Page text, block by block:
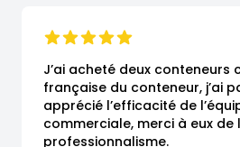
J’ai acheté deux conteneurs
française du conteneur, j’ai
apprécié l’efficacité de
commerciale, merci à eux de
professionnalisme.